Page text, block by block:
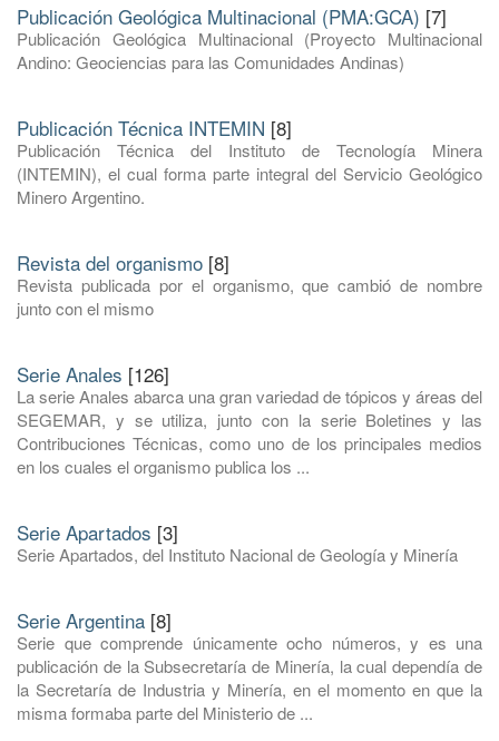
Publicación Geológica Multinacional (PMA:GCA) [7]
Publicación Geológica Multinacional (Proyecto Multinacional
Andino: Geociencias para las Comunidades Andinas)
Publicación Técnica INTEMIN [8]
Publicación Técnica del Instituto de Tecnología Minera
(INTEMIN), el cual forma parte integral del Servicio Geológico
Minero Argentino.
Revista del organismo [8]
Revista publicada por el organismo, que cambió de nombre
junto con el mismo
Serie Anales [126]
La serie Anales abarca una gran variedad de tópicos y áreas del
SEGEMAR, y se utiliza, junto con la serie Boletines y las
Contribuciones Técnicas, como uno de los principales medios
en los cuales el organismo publica los ...
Serie Apartados [3]
Serie Apartados, del Instituto Nacional de Geología y Minería
Serie Argentina [8]
Serie que comprende únicamente ocho números, y es una
publicación de la Subsecretaría de Minería, la cual dependía de
la Secretaría de Industria y Minería, en el momento en que la
misma formaba parte del Ministerio de ...